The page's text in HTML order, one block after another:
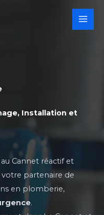
Installation et
Cannet réactif et
partenaire de
en plomberie,
.